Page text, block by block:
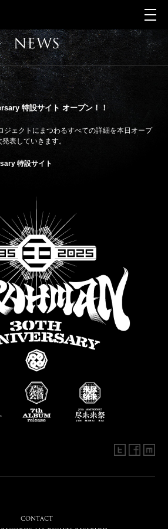
NEWS
特設サイト オープン！！
ジェクトにまつわるすべての詳細を本日オープ
表していきます。
特設サイト
CONTACT